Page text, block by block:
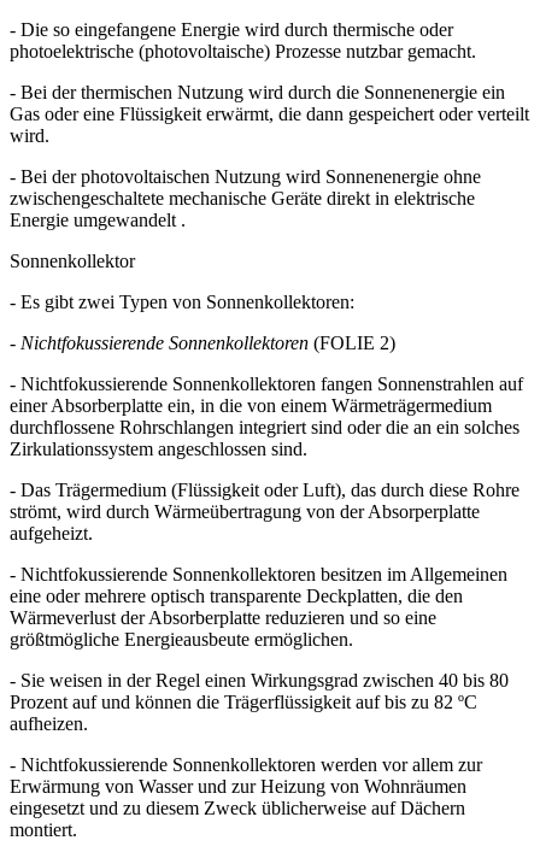
- Die so eingefangene Energie wird durch thermische oder
photoelektrische (photovoltaische) Prozesse nutzbar gemacht.
- Bei der thermischen Nutzung wird durch die Sonnenenergie ein
Gas oder eine Flüssigkeit erwärmt, die dann gespeichert oder verteilt
wird.
- Bei der photovoltaischen Nutzung wird Sonnenenergie ohne
zwischengeschaltete mechanische Geräte direkt in elektrische
Energie umgewandelt .
Sonnenkollektor
- Es gibt zwei Typen von Sonnenkollektoren:
- Nichtfokussierende Sonnenkollektoren (FOLIE 2)
- Nichtfokussierende Sonnenkollektoren fangen Sonnenstrahlen auf
einer Absorberplatte ein, in die von einem Wärmeträgermedium
durchflossene Rohrschlangen integriert sind oder die an ein solches
Zirkulationssystem angeschlossen sind.
- Das Trägermedium (Flüssigkeit oder Luft), das durch diese Rohre
strömt, wird durch Wärmeübertragung von der Absorperplatte
aufgeheizt.
- Nichtfokussierende Sonnenkollektoren besitzen im Allgemeinen
eine oder mehrere optisch transparente Deckplatten, die den
Wärmeverlust der Absorberplatte reduzieren und so eine
größtmögliche Energieausbeute ermöglichen.
- Sie weisen in der Regel einen Wirkungsgrad zwischen 40 bis 80
Prozent auf und können die Trägerflüssigkeit auf bis zu 82 ºC
aufheizen.
- Nichtfokussierende Sonnenkollektoren werden vor allem zur
Erwärmung von Wasser und zur Heizung von Wohnräumen
eingesetzt und zu diesem Zweck üblicherweise auf Dächern
montiert.